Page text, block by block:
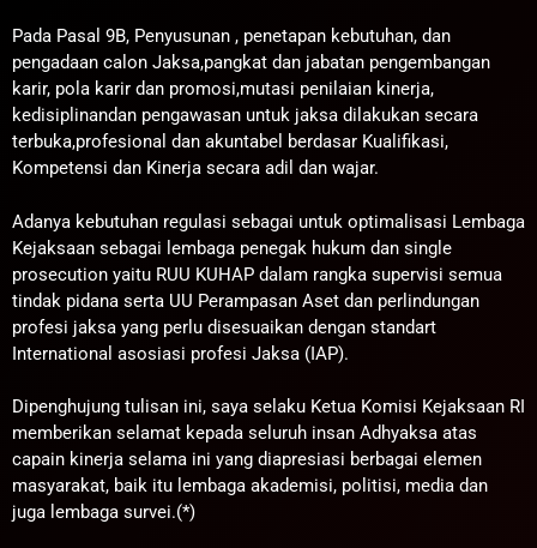
Pada Pasal 9B, Penyusunan , penetapan kebutuhan, dan
pengadaan calon Jaksa,pangkat dan jabatan pengembangan
karir, pola karir dan promosi,mutasi penilaian kinerja,
kedisiplinandan pengawasan untuk jaksa dilakukan secara
terbuka,profesional dan akuntabel berdasar Kualifikasi,
Kompetensi dan Kinerja secara adil dan wajar.
Adanya kebutuhan regulasi sebagai untuk optimalisasi Lembaga
Kejaksaan sebagai lembaga penegak hukum dan single
prosecution yaitu RUU KUHAP dalam rangka supervisi semua
tindak pidana serta UU Perampasan Aset dan perlindungan
profesi jaksa yang perlu disesuaikan dengan standart
International asosiasi profesi Jaksa (IAP).
Dipenghujung tulisan ini, saya selaku Ketua Komisi Kejaksaan RI
memberikan selamat kepada seluruh insan Adhyaksa atas
capain kinerja selama ini yang diapresiasi berbagai elemen
masyarakat, baik itu lembaga akademisi, politisi, media dan
juga lembaga survei.(*)